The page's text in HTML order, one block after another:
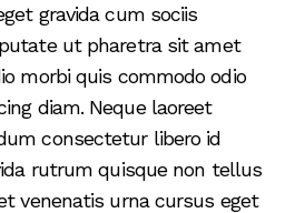
gravida cum sociis
ut pharetra sit amet
morbi quis commodo odio
diam. Neque laoreet
consectetur libero id
rutrum quisque non tellus
venenatis urna cursus eget